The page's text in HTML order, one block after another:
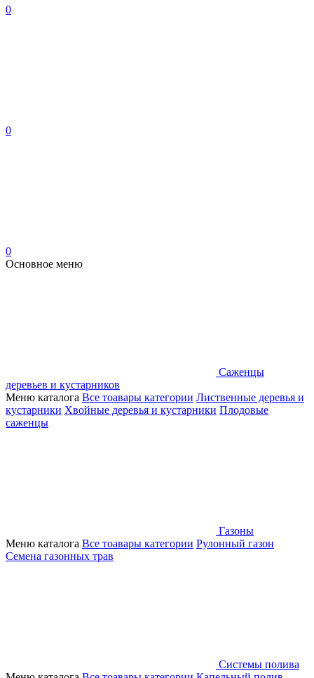
0
0
0
Основное меню
Саженцы
деревьев и кустарников
Меню каталога Все тоавары категории Лиственные деревья и
кустарники Хвойные деревья и кустарники Плодовые
саженцы
Газоны
Меню каталога Все тоавары категории Рулонный газон
Семена газонных трав
Системы полива